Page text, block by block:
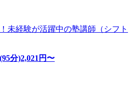
未経験が活躍中の塾講師（シフト
分)2,021 円〜